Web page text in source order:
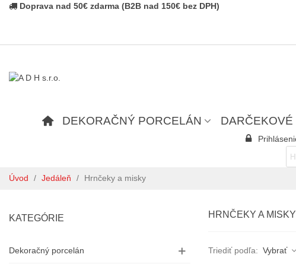
Doprava nad 50€ zdarma (B2B nad 150€ bez DPH)
DEKORAČNÝ PORCELÁN DARČEKOVÉ
Úvod / Jedáleň / Hrnčeky a misky
KATEGÓRIE
Dekoračný porcelán
HRNČEKY A MISKY
Triediť podľa: Vybrať